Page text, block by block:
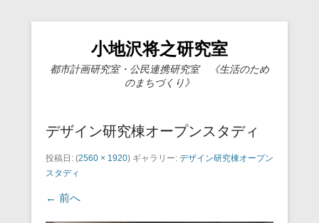
小地沢将之研究室
都市計画研究室・公民連携研究室 《生活のため
のまちづくり》
デザイン研究棟オープンスタディ
投稿日: (2560 × 1920) ギャラリー: デザイン研究棟オープン
スタディ
← 前へ